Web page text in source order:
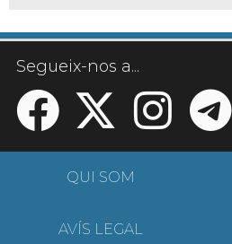
Segueix-nos a...
QUI SOM
AVÍS LEGAL